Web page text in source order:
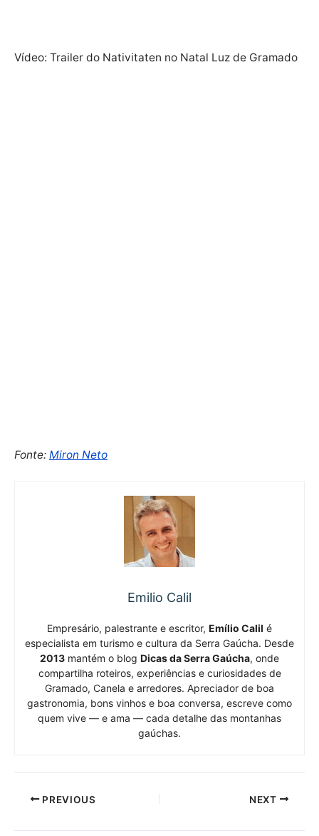
Vídeo: Trailer do Nativitaten no Natal Luz de Gramado
Fonte: Miron Neto
Emilio Calil
Empresário, palestrante e escritor, Emílio Calil é
especialista em turismo e cultura da Serra Gaúcha. Desde
2013 mantém o blog Dicas da Serra Gaúcha, onde
compartilha roteiros, experiências e curiosidades de
Gramado, Canela e arredores. Apreciador de boa
gastronomia, bons vinhos e boa conversa, escreve como
quem vive — e ama — cada detalhe das montanhas
gaúchas.
PREVIOUS NEXT